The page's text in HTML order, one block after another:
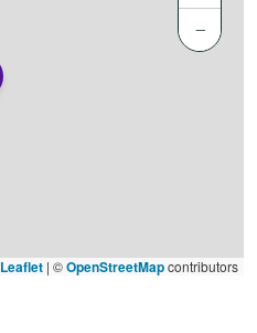
−
Leaflet | ©OpenStreetMapcontributors